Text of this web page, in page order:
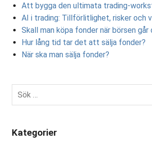
Att bygga den ultimata trading-
AI i trading: Tillförlitlighet, risker och
Skall man köpa fonder när börsen går
Hur lång tid tar det att sälja fonder?
När ska man sälja fonder?
Kategorier